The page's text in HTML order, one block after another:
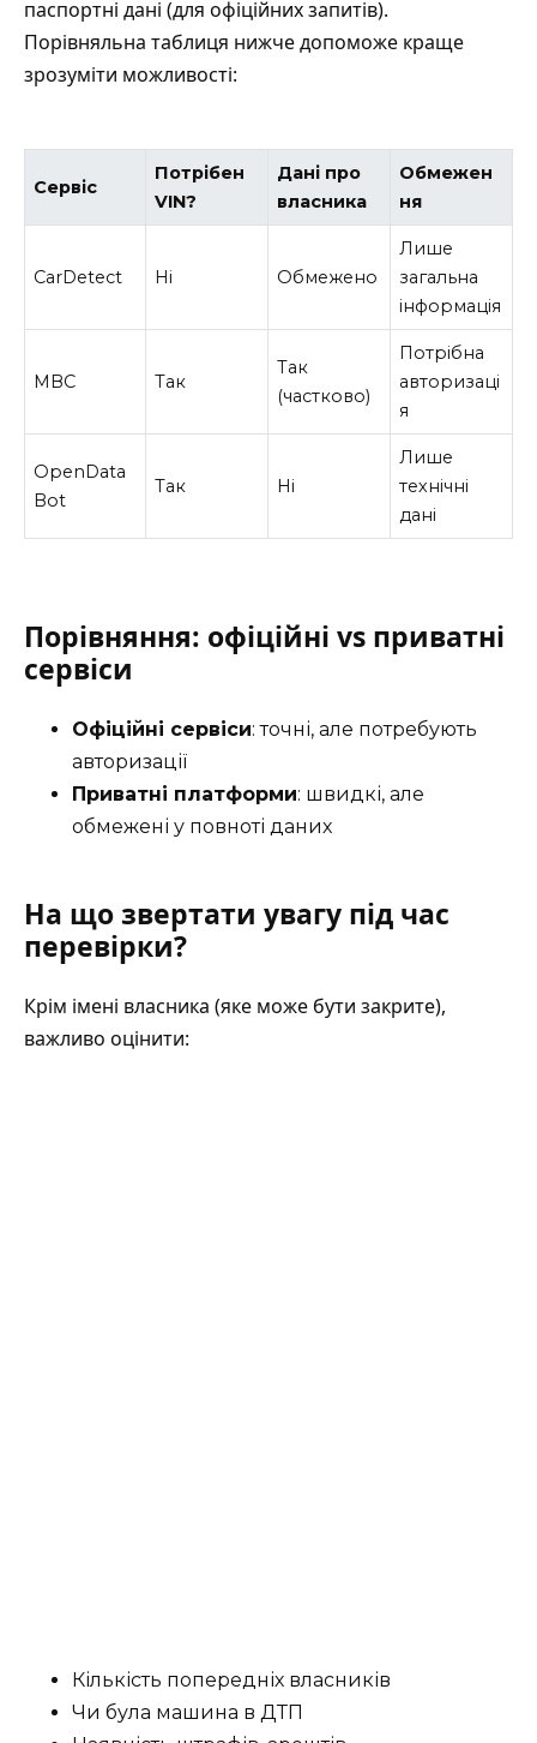
паспортні дані (для офіційних запитів).
Порівняльна таблиця нижче допоможе краще
зрозуміти можливості:
Сервіс
Потрібен
VIN?
Дані про
власника
Обмежен
ня
CarDetect Ні Обмежено
Лише
загальна
інформація
МВС Так
Так
(частково)
Потрібна
авторизаці
я
OpenData
Bot
Так Ні
Лише
технічні
дані
Порівняння: офіційні vs приватні
сервіси
Офіційні сервіси: точні, але потребують
авторизації
Приватні платформи: швидкі, але
обмежені у повноті даних
На що звертати увагу під час
перевірки?
Крім імені власника (яке може бути закрите),
важливо оцінити:
Кількість попередніх власників
Чи була машина в ДТП